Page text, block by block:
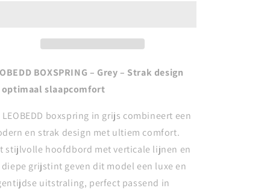
BOXSPRING – Grey – Strak design
optimaal slaapcomfort
LEOBEDD boxspring in grijs combineert een
en strak design met ultiem comfort.
stijlvolle hoofdbord met verticale lijnen en
diepe grijstint geven dit model een luxe en
uitstraling, perfect passend in